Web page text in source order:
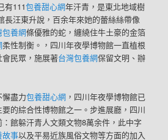
有111包養甜心網年汗青，是東北地域樹
長汪東升說，百余年來她的蕾絲絲帶像
包養網條優雅的蛇，纏繞住牛土豪的金箔
柔性制衡。，四川年夜學博物館一直植根
民眾，施展著台灣包養網保留文明、辦
懈盡力包養甜心網 ，四川年夜學博物館已
的綜合性博物館之一。步進展廳，四川
館躲汗青人文類文物8萬余件，此中字
故事以及平易近族風俗文物等方面的加入